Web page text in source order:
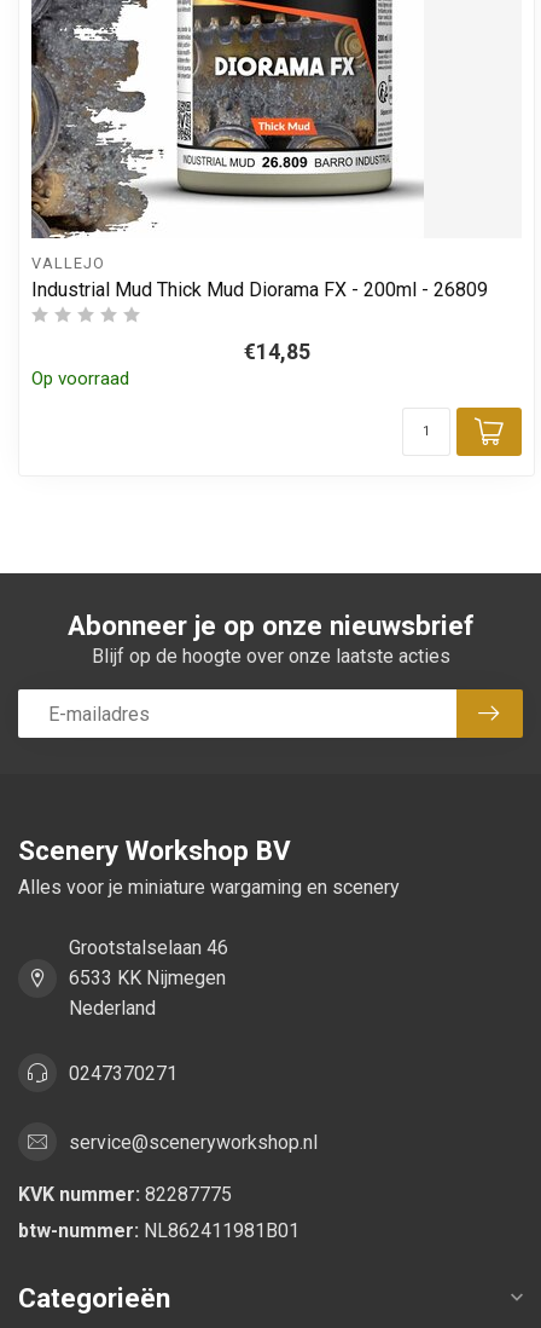
VALLEJO
Industrial Mud Thick Mud Diorama FX - 200ml - 26809
€14,85
Op voorraad
Abonneer je op onze nieuwsbrief
Blijf op de hoogte over onze laatste acties
Scenery Workshop BV
Alles voor je miniature wargaming en scenery
Grootstalselaan 46
6533 KK Nijmegen
Nederland
0247370271
service@sceneryworkshop.nl
KVK nummer: 82287775
btw-nummer: NL862411981B01
Categorieën